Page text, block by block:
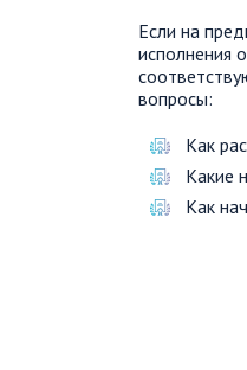
Если на
исполнения
вопросы:
Как
Какие
Как